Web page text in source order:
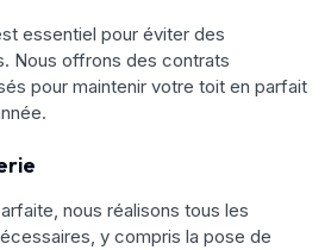
essentiel pour éviter des
Nous offrons des contrats
pour maintenir votre toit en parfait
nous réalisons tous les
y compris la pose de